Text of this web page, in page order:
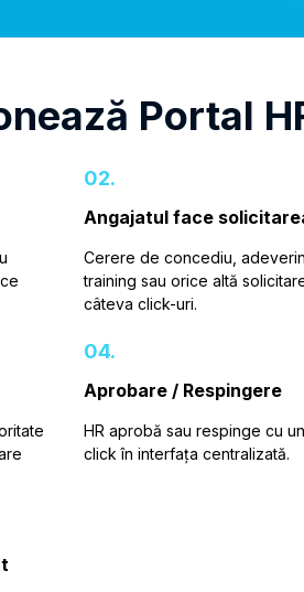
Portal
02.
Angajatul face
Cerere de concediu,
training sau orice altă
câteva click-uri.
04.
Aprobare / Respingere
HR aprobă sau respinge cu
click în interfața centralizată.